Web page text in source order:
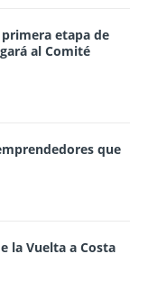
etapa de
al Comité
que
la Vuelta a Costa